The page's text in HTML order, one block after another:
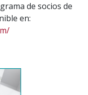
de socios de
en: